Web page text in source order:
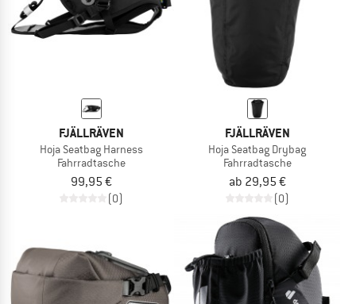
FJÄLLRÄVEN
Hoja Seatbag Harness
Fahrradtasche
99,95 €
(0)
FJÄLLRÄVEN
Hoja Seatbag Drybag
Fahrradtasche
ab 29,95 €
(0)